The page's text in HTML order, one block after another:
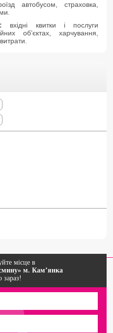
автобусом, страховка,
вхідні квитки і послуги
об’єктах, харчування,
місце в
м. Кам’янка
зараз!